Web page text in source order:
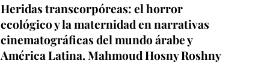
Heridas transcorpóreas: el horror
ecológico y la maternidad en narrativas
cinematográficas del mundo árabe y
América Latina. Mahmoud Hosny Roshny